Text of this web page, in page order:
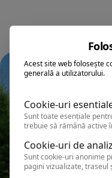
Acest site web folosește
generală a utilizatorului.
Cookie-uri
Sunt toate esențiale
trebuie să rămână active
Cookie-uri de
Sunt cookie-uri anonime
pagini vizualizate,